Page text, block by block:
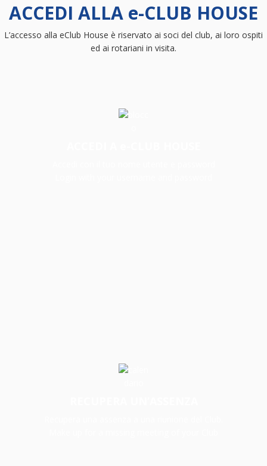
ACCEDI ALLA e-CLUB HOUSE
L’accesso alla eClub House è riservato ai soci del club, ai loro ospiti
ed ai rotariani in visita.